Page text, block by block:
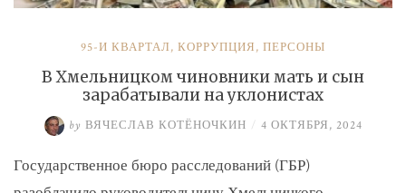
95-Й КВАРТАЛ, КОРРУПЦИЯ, ПЕРСОНЫ
В Хмельницком чиновники мать и сын
зарабатывали на уклонистах
by ВЯЧЕСЛАВ КОТЁНОЧКИН / 4 ОКТЯБРЯ, 2024
Государственное бюро расследований (ГБР)